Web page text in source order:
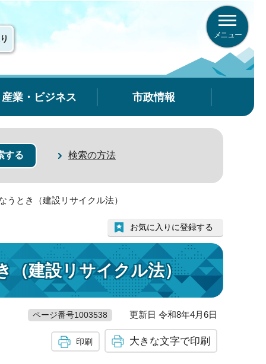
メニュー
産業・ビジネス 市政情報
検索の方法
とき（建設リサイクル法）
（建設リサイクル法）
お気に入りに登録する
ページ番号1003538 更新日 令和8年4月6日
印刷 大きな文字で印刷